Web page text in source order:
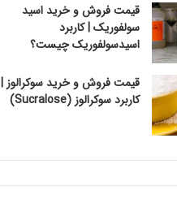
قیمت فروش و خرید اسید
سولفوریک | کاربرد
اسیدسولفوریک چیست؟
قیمت فروش و خرید سوکرالوز |
کاربرد سوکرالوز (Sucralose)